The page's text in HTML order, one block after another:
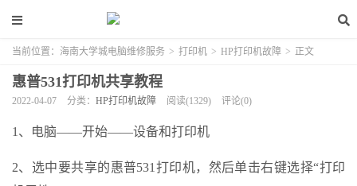
当前位置： 海南大学城电脑维修服务 > 打印机 > HP打印机故障 > 正文
惠普531打印机共享教程
2022-04-07 分类： HP打印机故障 阅读(1329) 评论(0)
1、电脑——开始——设备和打印机
2、选中要共享的惠普531打印机，然后单击右键选择“打印